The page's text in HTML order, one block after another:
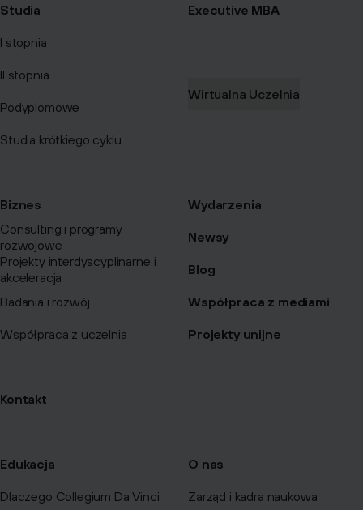
Studia
I stopnia
II stopnia
Podyplomowe
Studia krótkiego cyklu
Executive MBA
Wirtualna Uczelnia
Biznes
Consulting i programy
rozwojowe
Projekty interdyscyplinarne i
akceleracja
Badania i rozwój
Współpraca z uczelnią
Kontakt
Wydarzenia
Newsy
Blog
Współpraca z mediami
Projekty unijne
Edukacja
Dlaczego Collegium Da Vinci
O nas
Zarząd i kadra naukowa